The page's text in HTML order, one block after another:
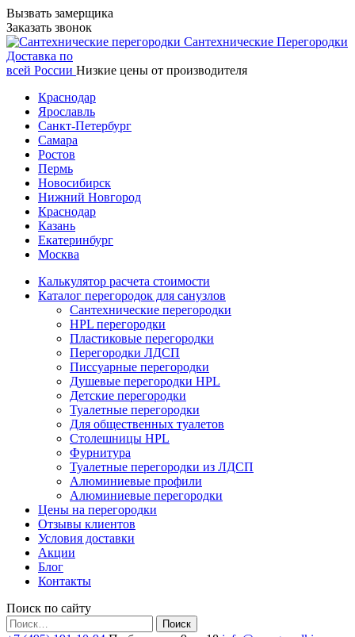
Вызвать замерщика
Заказать звонок
Сантехнические Перегородки
Доставка по
всей России Низкие цены от производителя
Краснодар
Ярославль
Санкт-Петербург
Самара
Ростов
Пермь
Новосибирск
Нижний Новгород
Краснодар
Казань
Екатеринбург
Москва
Калькулятор расчета стоимости
Каталог перегородок для санузлов
Сантехнические перегородки
HPL перегородки
Пластиковые перегородки
Перегородки ЛДСП
Писсуарные перегородки
Душевые перегородки HPL
Детские перегородки
Туалетные перегородки
Для общественных туалетов
Столешницы HPL
Фурнитура
Туалетные перегородки из ЛДСП
Алюминиевые профили
Алюминиевые перегородки
Цены на перегородки
Отзывы клиентов
Условия доставки
Акции
Блог
Контакты
Поиск по сайту
Найти: